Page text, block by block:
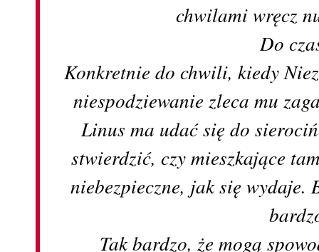
chwilami wręcz
Do
Konkretnie do chwili, kiedy
niespodziewanie zleca mu
Linus ma udać się do
stwierdzić, czy mieszkające
niebezpieczne, jak się wydaje.
Tak bardzo, że mogą